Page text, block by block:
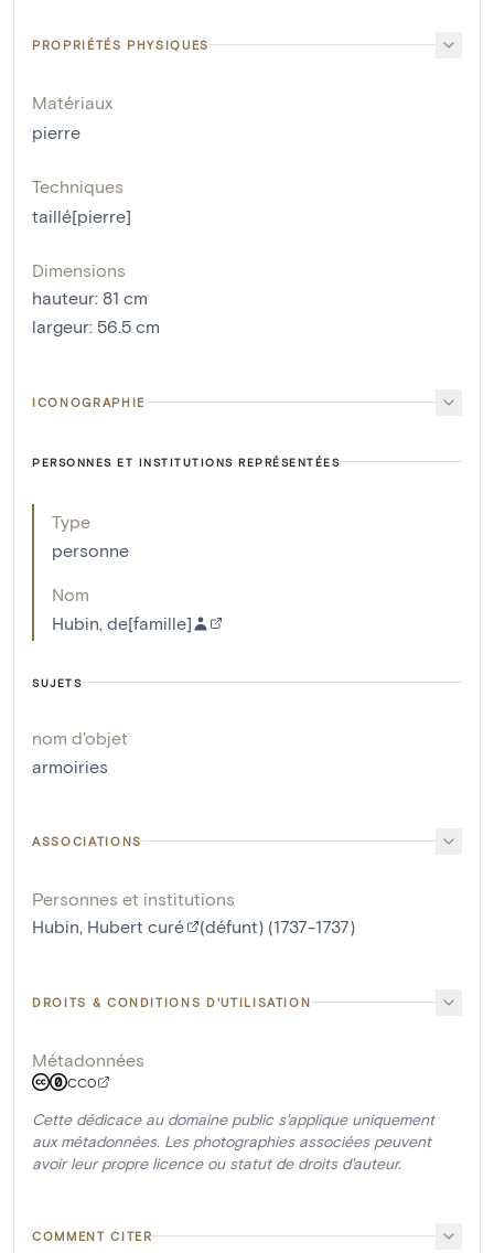
PROPRIÉTÉS PHYSIQUES
Matériaux
pierre
Techniques
taillé[pierre]
Dimensions
hauteur: 81 cm
largeur: 56.5 cm
ICONOGRAPHIE
PERSONNES ET INSTITUTIONS REPRÉSENTÉES
Type
personne
Nom
Hubin, de[famille]
SUJETS
nom d'objet
armoiries
ASSOCIATIONS
Personnes et institutions
Hubin, Hubert curé
(défunt) (1737-1737)
DROITS & CONDITIONS D'UTILISATION
Métadonnées
CC0
Cette dédicace au domaine public s'applique uniquement
aux métadonnées. Les photographies associées peuvent
avoir leur propre licence ou statut de droits d'auteur.
COMMENT CITER